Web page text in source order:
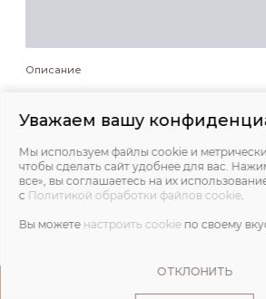
Описание
Состав и уход
Обмеры
Уважаем вашу
Мы используем файлы cookie и
чтобы сделать сайт удобнее для вас.
все», вы соглашаетесь на их
с Политикой обработки файлов cookie.
Вы можете настроить cookie по своему
ОТКЛОНИТЬ